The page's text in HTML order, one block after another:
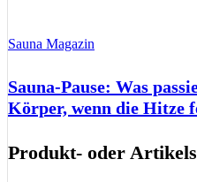
Sauna Magazin
Sauna-Pause: Was
Körper, wenn die Hitze
Produkt- oder